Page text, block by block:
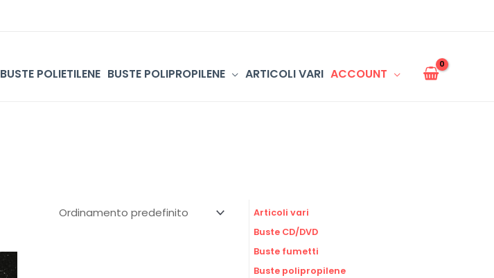
BUSTE POLIETILENE BUSTE POLIPROPILENE ARTICOLI VARI ACCOUNT
Articoli vari
Buste CD/DVD
Buste fumetti
Buste polipropilene